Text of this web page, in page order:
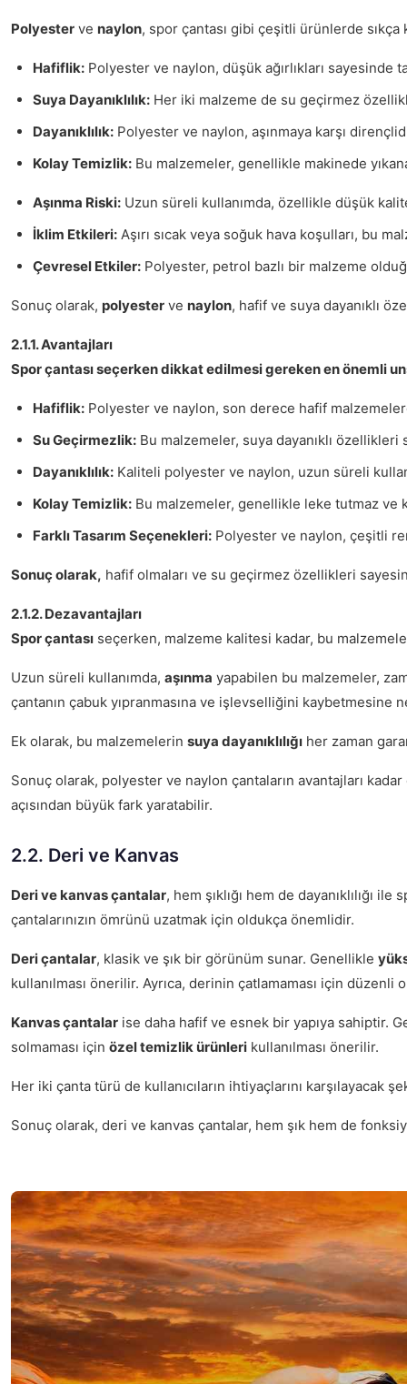
Polyester ve naylon, spor çantası gibi çeşitli ürünlerde
Hafiflik: Polyester ve naylon, düşük ağırlıkları sayesinde
Suya Dayanıklılık: Her iki malzeme de su geçirmez
Dayanıklılık: Polyester ve naylon, aşınmaya karşı
Kolay Temizlik: Bu malzemeler, genellikle makinede
Aşınma Riski: Uzun süreli kullanımda, özellikle düşük
İklim Etkileri: Aşırı sıcak veya soğuk hava koşulları, bu
Çevresel Etkiler: Polyester, petrol bazlı bir malzeme
Sonuç olarak, polyester ve naylon, hafif ve suya dayanıklı
2.1.1. Avantajları
Spor çantası seçerken dikkat edilmesi gereken en önemli
Hafiflik: Polyester ve naylon, son derece hafif
Su Geçirmezlik: Bu malzemeler, suya dayanıklı
Dayanıklılık: Kaliteli polyester ve naylon, uzun süreli
Kolay Temizlik: Bu malzemeler, genellikle leke tutmaz ve
Farklı Tasarım Seçenekleri: Polyester ve naylon, çeşitli
Sonuç olarak, hafif olmaları ve su geçirmez özellikleri
2.1.2. Dezavantajları
Spor çantası seçerken, malzeme kalitesi kadar, bu
Uzun süreli kullanımda, aşınma yapabilen bu malzemeler,
çantanın çabuk yıpranmasına ve işlevselliğini kaybetmesine
Ek olarak, bu malzemelerin suya dayanıklılığı her zaman
Sonuç olarak, polyester ve naylon çantaların avantajları
açısından büyük fark yaratabilir.
2.2. Deri ve Kanvas
Deri ve kanvas çantalar, hem şıklığı hem de dayanıklılığı
çantalarınızın ömrünü uzatmak için oldukça önemlidir.
Deri çantalar, klasik ve şık bir görünüm sunar. Genellikle
kullanılması önerilir. Ayrıca, derinin çatlamaması için
Kanvas çantalar ise daha hafif ve esnek bir yapıya sahiptir.
solmaması için özel temizlik ürünleri kullanılması önerilir.
Her iki çanta türü de kullanıcıların ihtiyaçlarını
Sonuç olarak, deri ve kanvas çantalar, hem şık hem de